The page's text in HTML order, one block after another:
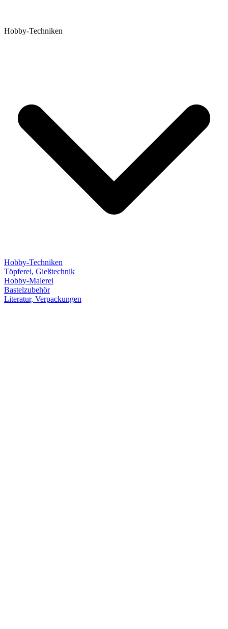
Hobby-Techniken
Hobby-Techniken
Töpferei, Gießtechnik
Hobby-Malerei
Bastelzubehör
Literatur, Verpackungen